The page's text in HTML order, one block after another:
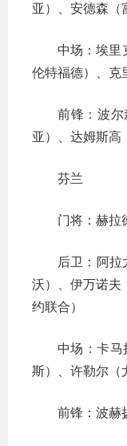
亚）、安德森（
中场：埃里
伦特福德）、克
前锋：波
亚）、达姆斯高
芬兰
门将：赫拉
后卫：阿
沃）、伊万诺夫
约联合）
中场：卡
斯）、许勒尔（
前锋：波赫